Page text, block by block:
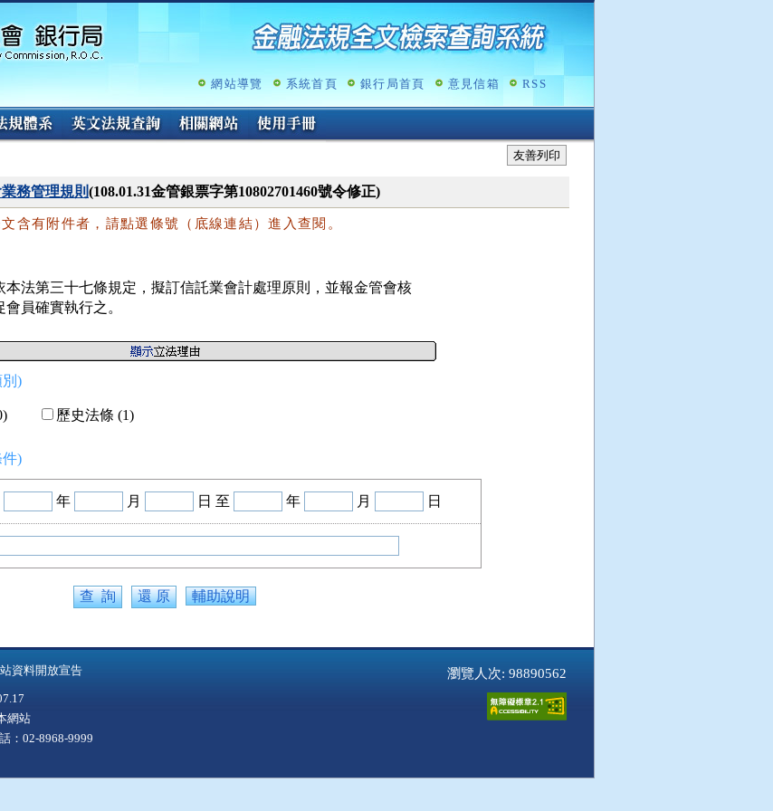
跳
容
網站導覽 系統首頁 銀行局首頁 意見信箱 RSS
友善列印
務管理規則(108.01.31金管銀票字第10802701460號令修正)
含有附件者，請點選條號（底線連結）進入查閱。
本法第三十七條規定，擬訂信託業會計處理原則，並報金管會核
會員確實執行之。
)
歷史法條 (1)
)
年 月 日 至 年 月 日
輔助說明
資料開放宣告 瀏覽人次: 98890562
網站
：02-8968-9999